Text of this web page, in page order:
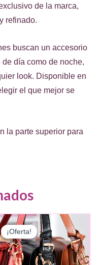
de la marca,
refinado.
buscan un accesorio
día como de noche,
look. Disponible en
el que mejor se
la parte superior para
¡Oferta!
¡Oferta!